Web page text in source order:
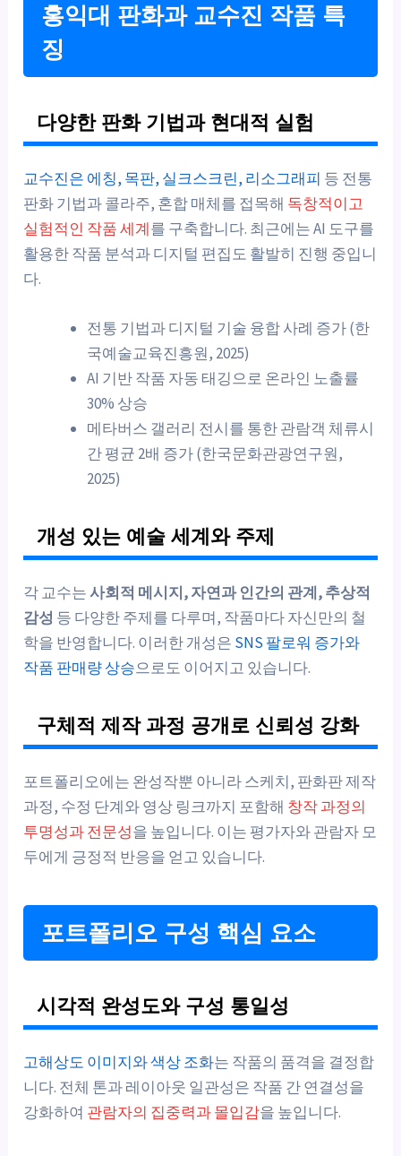
홍익대 판화과 교수진 작품 특
징
다양한 판화 기법과 현대적 실험
교수진은 에칭, 목판, 실크스크린, 리소그래피 등 전통
판화 기법과 콜라주, 혼합 매체를 접목해 독창적이고
실험적인 작품 세계를 구축합니다. 최근에는 AI 도구를
활용한 작품 분석과 디지털 편집도 활발히 진행 중입니
다.
전통 기법과 디지털 기술 융합 사례 증가 (한
국예술교육진흥원, 2025)
AI 기반 작품 자동 태깅으로 온라인 노출률
30% 상승
메타버스 갤러리 전시를 통한 관람객 체류시
간 평균 2배 증가 (한국문화관광연구원,
2025)
개성 있는 예술 세계와 주제
각 교수는사회적 메시지, 자연과 인간의 관계, 추상적
감성 등 다양한 주제를 다루며, 작품마다 자신만의 철
학을 반영합니다. 이러한 개성은 SNS 팔로워 증가와
작품 판매량 상승으로도 이어지고 있습니다.
구체적 제작 과정 공개로 신뢰성 강화
포트폴리오에는 완성작뿐 아니라 스케치, 판화판 제작
과정, 수정 단계와 영상 링크까지 포함해 창작 과정의
투명성과 전문성을 높입니다. 이는 평가자와 관람자 모
두에게 긍정적 반응을 얻고 있습니다.
포트폴리오 구성 핵심 요소
시각적 완성도와 구성 통일성
고해상도 이미지와 색상 조화는 작품의 품격을 결정합
니다. 전체 톤과 레이아웃 일관성은 작품 간 연결성을
강화하여 관람자의 집중력과 몰입감을 높입니다.